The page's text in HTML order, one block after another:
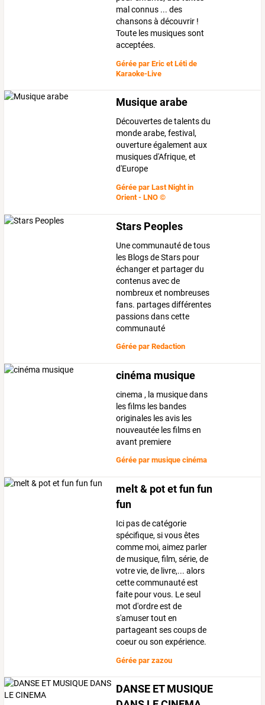
mal connus ... des
chansons à découvrir !
Toute les musiques sont
acceptées.
Gérée parEric et Léti de
Karaoke-Live
Musique arabe
Découvertes de talents du
monde arabe, festival,
ouverture également aux
musiques d'Afrique, et
d'Europe
Gérée parLast Night in
Orient - LNO ©
Stars Peoples
Une communauté de tous
les Blogs de Stars pour
échanger et partager du
contenus avec de
nombreux et nombreuses
fans. partages différentes
passions dans cette
communauté
Gérée parRedaction
cinéma musique
cinema , la musique dans
les films les bandes
originales les avis les
nouveautée les films en
avant premiere
Gérée parmusique cinéma
melt & pot et fun fun
fun
Ici pas de catégorie
spécifique, si vous êtes
comme moi, aimez parler
de musique, film, série, de
votre vie, de livre,... alors
cette communauté est
faite pour vous. Le seul
mot d'ordre est de
s'amuser tout en
partageant ses coups de
coeur ou son expérience.
Gérée parzazou
DANSE ET MUSIQUE